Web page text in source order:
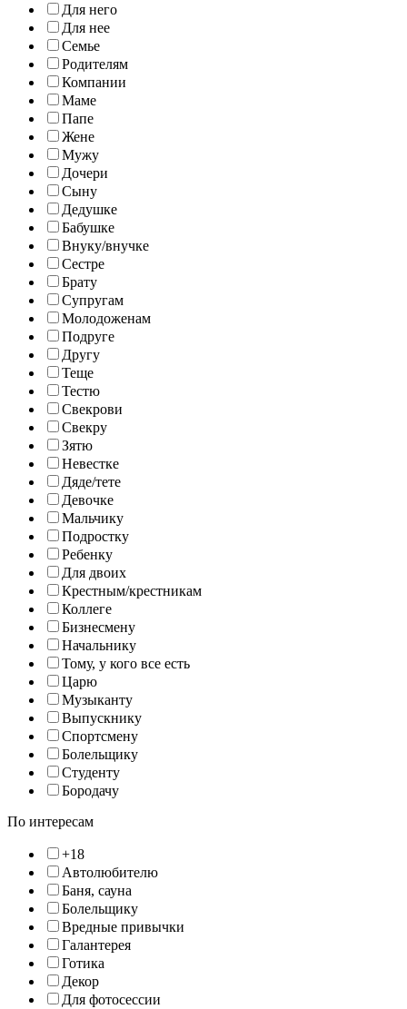
Для него
Для нее
Семье
Родителям
Компании
Маме
Папе
Жене
Мужу
Дочери
Сыну
Дедушке
Бабушке
Внуку/внучке
Сестре
Брату
Супругам
Молодоженам
Подруге
Другу
Теще
Тестю
Свекрови
Свекру
Зятю
Невестке
Дяде/тете
Девочке
Мальчику
Подростку
Ребенку
Для двоих
Крестным/крестникам
Коллеге
Бизнесмену
Начальнику
Тому, у кого все есть
Царю
Музыканту
Выпускнику
Спортсмену
Болельщику
Студенту
Бородачу
По интересам
+18
Автолюбителю
Баня, сауна
Болельщику
Вредные привычки
Галантерея
Готика
Декор
Для фотосессии